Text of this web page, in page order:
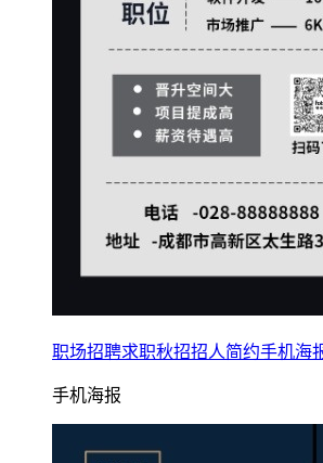
职场招聘求职秋招招人简约手机海
手机海报